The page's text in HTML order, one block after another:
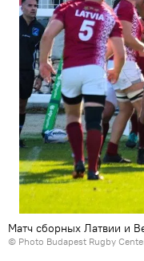
Матч сборных Латвии и
© Photo Budapest Rugby